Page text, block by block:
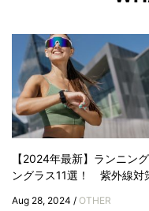
【2024年最新】ランニン
ングラス11選！ 紫外線対
Aug 28, 2024 / OTHER